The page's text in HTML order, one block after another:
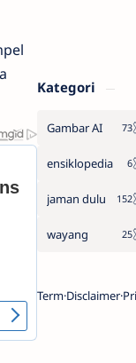
Kategori
Gambar AI
ensiklopedia
jaman dulu
wayang
TermDisclaimer